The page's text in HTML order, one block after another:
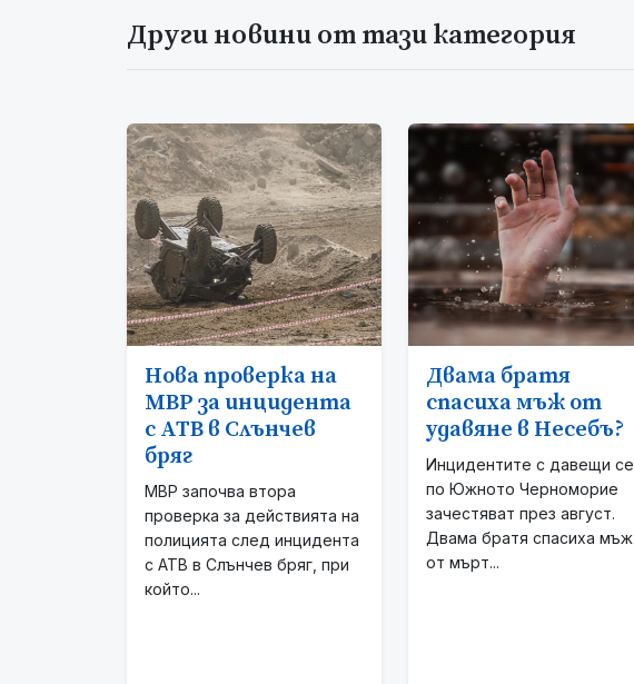
Други новини от тази категория
Нова проверка на
МВР за инцидента
с АТВ в Слънчев
бряг
МВР започва втора
проверка за действията на
полицията след инцидента
с АТВ в Слънчев бряг, при
който...
Двама братя
спасиха мъж от
удавяне в Несебъ?
Инцидентите с давещи се
по Южното Черноморие
зачестяват през август.
Двама братя спасиха мъж
от мърт...